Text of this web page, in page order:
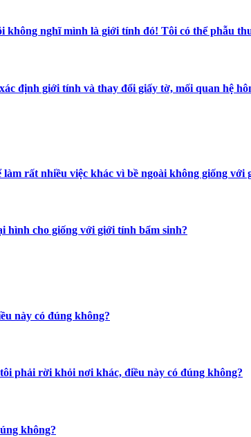
nghĩ mình là giới tính đó! Tôi có thể phẫu
định giới tính và thay đổi giấy tờ, mối quan hệ
rất nhiều việc khác vì bề ngoài không giống với
hình cho giống với giới tính bẩm sinh?
này có đúng không?
phải rời khỏi nơi khác, điều này có đúng không?
không?